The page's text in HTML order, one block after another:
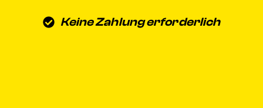
Keine Zahlung erforderlich